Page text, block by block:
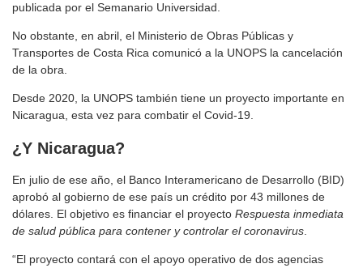
publicada por el Semanario Universidad.
No obstante, en abril, el Ministerio de Obras Públicas y
Transportes de Costa Rica comunicó a la UNOPS la cancelación
de la obra.
Desde 2020, la UNOPS también tiene un proyecto importante en
Nicaragua, esta vez para combatir el Covid-19.
¿Y Nicaragua?
En julio de ese año, el Banco Interamericano de Desarrollo (BID)
aprobó al gobierno de ese país un crédito por 43 millones de
dólares. El objetivo es financiar el proyecto Respuesta inmediata
de salud pública para contener y controlar el coronavirus.
“El proyecto contará con el apoyo operativo de dos agencias